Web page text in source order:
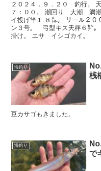
２０２４．９．２０ 釣行。
７：００。 潮回り 大潮 満潮
イ投げ竿１.８㍍。 リール２０
ン３号。 弓型キス天秤６㌢
掛け。 エサ イシゴカイ。
海釣り
桟
豆カサゴもきました。
海釣り
で